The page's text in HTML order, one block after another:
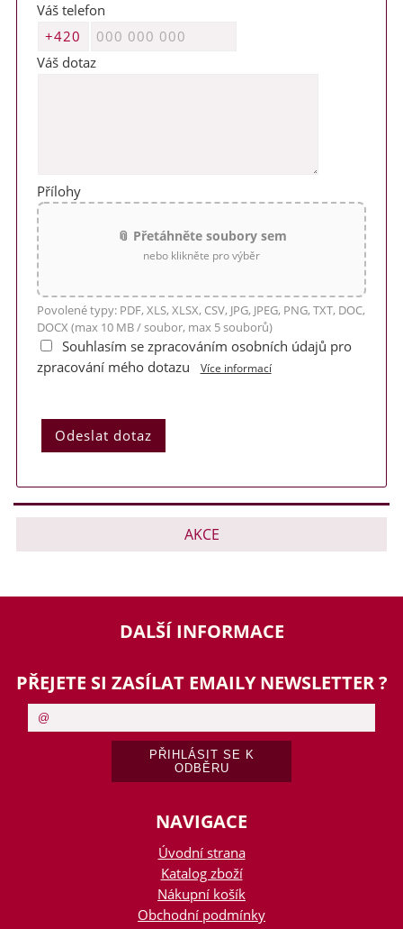
Váš telefon
Váš dotaz
Přílohy
📎 Přetáhněte soubory sem
nebo klikněte pro výběr
Povolené typy: PDF, XLS, XLSX, CSV, JPG, JPEG, PNG, TXT, DOC,
DOCX (max 10 MB / soubor, max 5 souborů)
Souhlasím se zpracováním osobních údajů pro
zpracování mého dotazu
Více informací
AKCE
DALŠÍ INFORMACE
PŘEJETE SI ZASÍLAT EMAILY NEWSLETTER ?
NAVIGACE
Úvodní strana
Katalog zboží
Nákupní košík
Obchodní podmínky